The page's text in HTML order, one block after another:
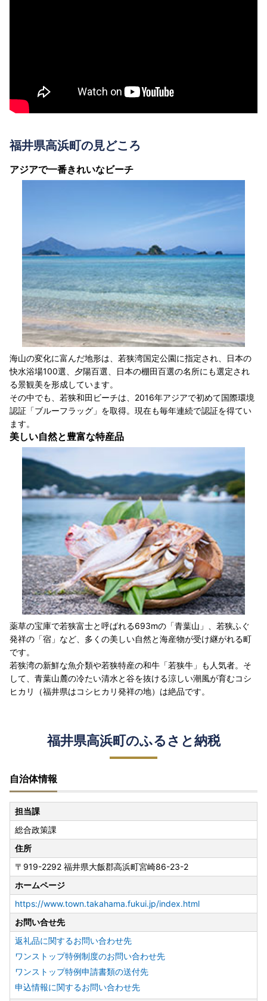
福井県高浜町の見どころ
アジアで一番きれいなビーチ
海山の変化に富んだ地形は、若狭湾国定公園に指定され、日本の
快水浴場100選、夕陽百選、日本の棚田百選の名所にも選定され
る景観美を形成しています。
その中でも、若狭和田ビーチは、2016年アジアで初めて国際環境
認証「ブルーフラッグ」を取得。現在も毎年連続で認証を得てい
ます。
美しい自然と豊富な特産品
薬草の宝庫で若狭富士と呼ばれる693mの「青葉山」、若狭ふぐ
発祥の「宿」など、多くの美しい自然と海産物が受け継がれる町
です。
若狭湾の新鮮な魚介類や若狭特産の和牛「若狭牛」も人気者。そ
して、青葉山麓の冷たい清水と谷を抜ける涼しい潮風が育むコシ
ヒカリ（福井県はコシヒカリ発祥の地）は絶品です。
福井県高浜町のふるさと納税
自治体情報
担当課
総合政策課
住所
〒919-2292 福井県大飯郡高浜町宮崎86-23-2
ホームページ
https://www.town.takahama.fukui.jp/index.html
お問い合せ先
返礼品に関するお問い合わせ先
ワンストップ特例制度のお問い合わせ先
ワンストップ特例申請書類の送付先
申込情報に関するお問い合わせ先